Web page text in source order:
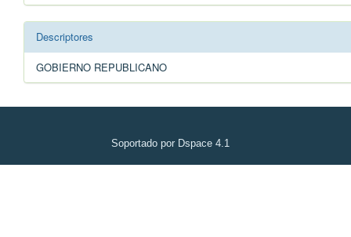
Descriptores
GOBIERNO REPUBLICANO
Soportado por Dspace 4.1